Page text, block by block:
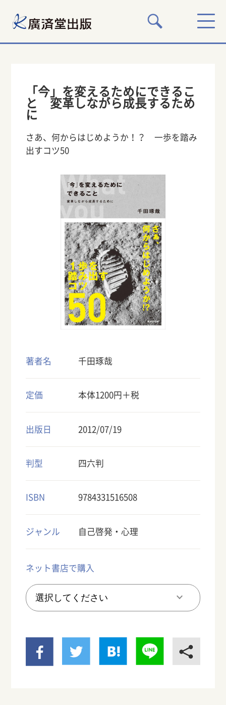
「今」を変えるためにできるこ
と 変革しながら成長するため
に
さあ、何からはじめようか！？ 一歩を踏み
出すコツ50
著者名 千田琢哉
定価 本体1200円＋税
出版日 2012/07/19
判型 四六判
ISBN 9784331516508
ジャンル 自己啓発・心理
ネット書店で購入